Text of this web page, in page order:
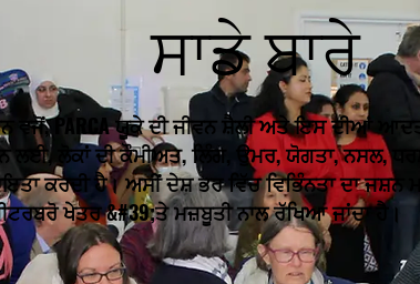
ਸਾਡੇ ਬਾਰੇ
ਵਜੋਂ, PARCA ਯੂਕੇ ਦੀ ਜੀਵਨ ਸ਼ੈਲੀ ਅਤੇ ਇਸ ਦੀਆਂ
ਲੋਕਾਂ ਦੀ ਕੌਮੀਅਤ, ਲਿੰਗ, ਉਮਰ, ਯੋਗਤਾ, ਨਸਲ, ਧਰਮ
ਕਰਦੀ ਹੈ। ਅਸੀਂ ਦੇਸ਼ ਭਰ ਵਿੱਚ ਵਿਭਿੰਨਤਾ ਦਾ
ਖੇਤਰ &#39;ਤੇ ਮਜ਼ਬੂਤੀ ਨਾਲ ਰੱਖਿਆ ਜਾਂਦਾ ਹੈ।